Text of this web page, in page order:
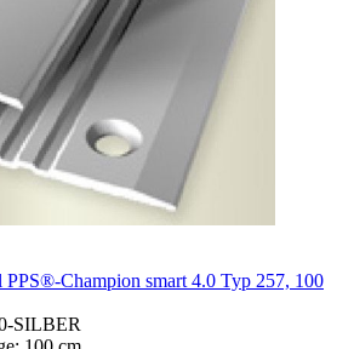
Champion smart 4.0 Typ 257, 100
SILBER